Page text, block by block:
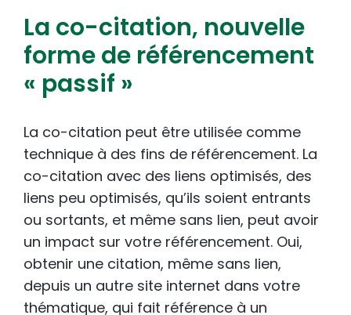
La co-citation, nouvelle
forme de référencement
« passif »
La co-citation peut être utilisée comme
technique à des fins de référencement. La
co-citation avec des liens optimisés, des
liens peu optimisés, qu’ils soient entrants
ou sortants, et même sans lien, peut avoir
un impact sur votre référencement. Oui,
obtenir une citation, même sans lien,
depuis un autre site internet dans votre
thématique, qui fait référence à un